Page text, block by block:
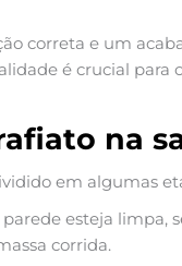
correta e um
é crucial para
na
em algumas
esteja limpa,
corrida.